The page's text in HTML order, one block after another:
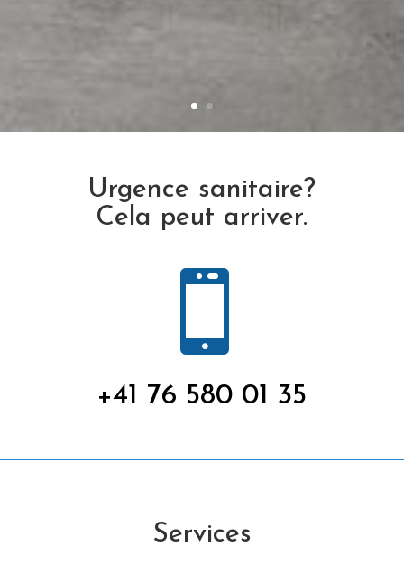
Urgence sanitaire?
Cela peut arriver.

+41 76 580 01 35
Services